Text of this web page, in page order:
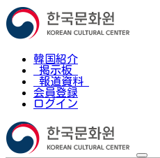
韓国紹介
掲示板
報道資料
会員登録
ログイン